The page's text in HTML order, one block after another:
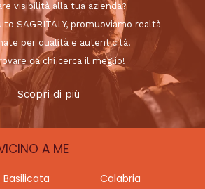
visibilità alla tua azienda?
SAGRITALY, promuoviamo realtà
per qualità e autenticità.
da chi cerca il meglio!
Scopri di più
A ME
Basilicata
Calabria